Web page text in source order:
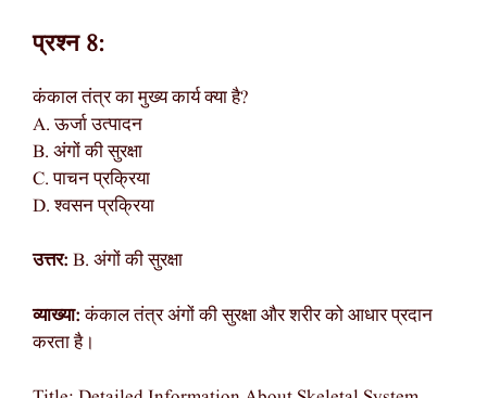
प्रश्न 8:
कंकाल तंत्र का मुख्य कार्य क्या है?
A. ऊर्जा उत्पादन
B. अंगों की सुरक्षा
C. पाचन प्रक्रिया
D. श्वसन प्रक्रिया
उत्तर: B. अंगों की सुरक्षा
व्याख्या:कंकाल तंत्र अंगों की सुरक्षा और शरीर को आधार प्रदान
करता है।